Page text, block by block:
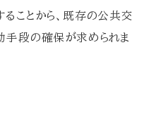
ことから、既存の公共交
手段の確保が求められま